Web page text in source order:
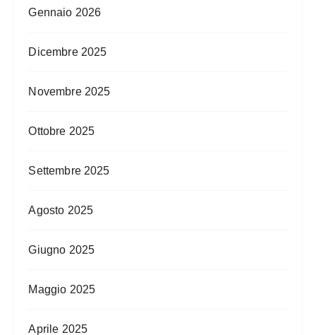
Gennaio 2026
Dicembre 2025
Novembre 2025
Ottobre 2025
Settembre 2025
Agosto 2025
Giugno 2025
Maggio 2025
Aprile 2025